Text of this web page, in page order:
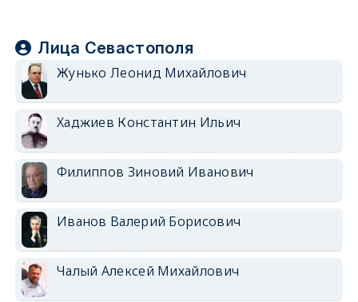
Лица Севастополя
Жунько Леонид Михайлович
Хаджиев Константин Ильич
Филиппов Зиновий Иванович
Иванов Валерий Борисович
Чалый Алексей Михайлович